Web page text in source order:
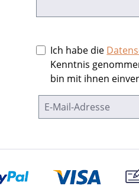
Ich habe die
Kenntnis
bin mit ihnen